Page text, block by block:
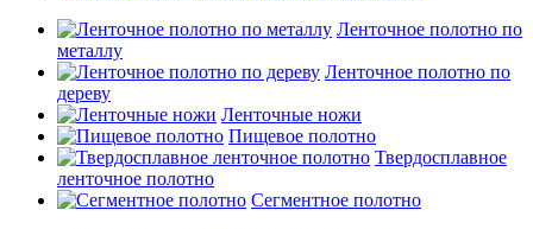
Ленточное полотно по
металлу
Ленточное полотно по
дереву
Ленточные ножи
Пищевое полотно
Твердосплавное
ленточное полотно
Сегментное полотно